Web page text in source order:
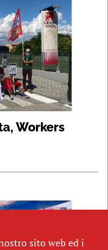
Workers
sito web ed i